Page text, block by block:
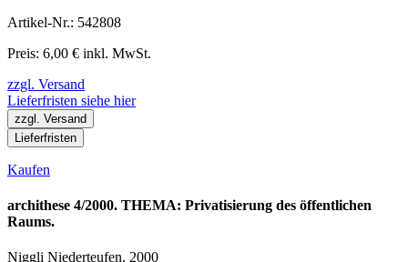
Artikel-Nr.: 542808
Preis: 6,00 € inkl. MwSt.
zzgl. Versand
Lieferfristen siehe hier
zzgl. Versand
Lieferfristen
Kaufen
archithese 4/2000. THEMA: Privatisierung des öffentlichen
Raums.
Niggli Niederteufen. 2000